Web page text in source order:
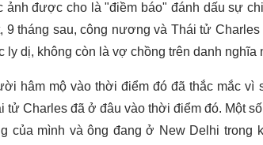
ảnh được cho là "điềm báo" đánh dấu sự
9 tháng sau, công nương và Thái tử
ly dị, không còn là vợ chồng trên danh nghĩa
hâm mộ vào thời điểm đó đã thắc mắc
tử Charles đã ở đâu vào thời điểm đó. Một
của mình và ông đang ở New Delhi trong